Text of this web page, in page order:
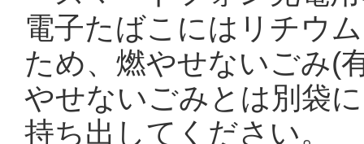
電子たばこにはリチウ
ため、燃やせないごみ(
やせないごみとは別袋
持ち出してください。